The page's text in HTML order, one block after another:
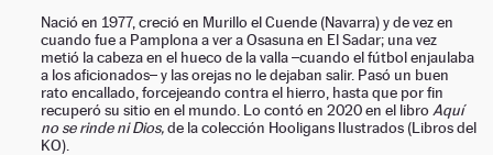
Nació en 1977, creció en Murillo el Cuende (Navarra) y de vez en
cuando fue a Pamplona a ver a Osasuna en El Sadar; una vez
metió la cabeza en el hueco de la valla –cuando el fútbol enjaulaba
a los aficionados– y las orejas no le dejaban salir. Pasó un buen
rato encallado, forcejeando contra el hierro, hasta que por fin
recuperó su sitio en el mundo. Lo contó en 2020 en el libro Aquí
no se rinde ni Dios,de la colección Hooligans Ilustrados (Libros del
KO).